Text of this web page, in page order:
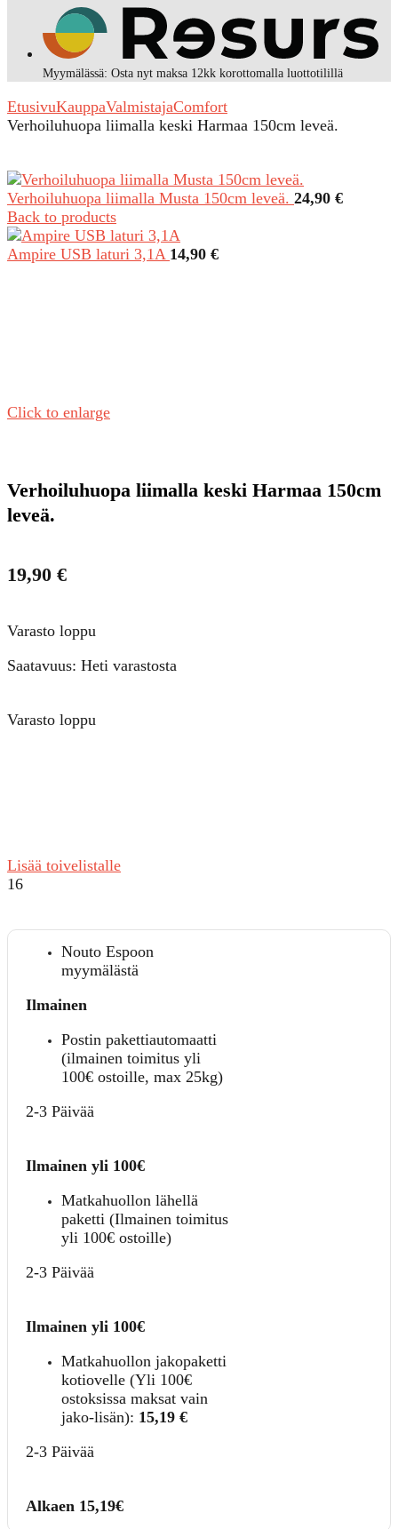
Myymälässä: Osta nyt maksa 12kk korottomalla luottotilillä
EtusivuKauppaValmistajaComfort
Verhoiluhuopa liimalla keski Harmaa 150cm leveä.
Verhoiluhuopa liimalla Musta 150cm leveä. 24,90 €
Back to products
Ampire USB laturi 3,1A 14,90 €
Click to enlarge
Verhoiluhuopa liimalla keski Harmaa 150cm
leveä.
19,90 €
Varasto loppu
Saatavuus: Heti varastosta
Varasto loppu
Lisää toivelistalle
16
Nouto Espoon
myymälästä
Ilmainen
Postin pakettiautomaatti
(ilmainen toimitus yli
100€ ostoille, max 25kg)
2-3 Päivää
Ilmainen yli 100€
Matkahuollon lähellä
paketti (Ilmainen toimitus
yli 100€ ostoille)
2-3 Päivää
Ilmainen yli 100€
Matkahuollon jakopaketti
kotiovelle (Yli 100€
ostoksissa maksat vain
jako-lisän): 15,19 €
2-3 Päivää
Alkaen 15,19€